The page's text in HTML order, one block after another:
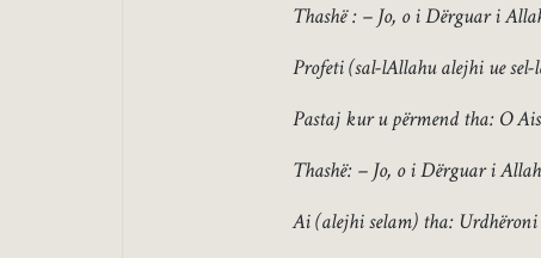
Thashë : – Jo, o i Dërguar i
Profeti (sal-lAllahu alejhi ue
Pastaj kur u përmend tha: O
Thashë: – Jo, o i Dërguar i
Ai (alejhi selam) tha: Urdhëroni